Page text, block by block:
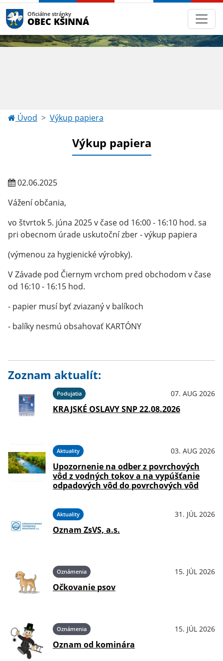
Oficiálne stránky
OBEC KŠINNÁ
Úvod Výkup papiera
Výkup papiera
02.06.2025
Vážení občania,
vo štvrtok 5. júna 2025 v čase od 16:00 - 16:10 hod. sa
pri obecnom úrade uskutoční zber - výkup papiera
(výmenou za hygienické výrobky).
V Závade pod Čiernym vrchom pred obchodom v čase
od 16:10 - 16:15 hod.
- papier musí byť zviazaný v balíkoch
- balíky nesmú obsahovať KARTÓNY
Zoznam aktualít:
Podujatia 07. AUG 2026
KRAJSKÉ OSLAVY SNP 22.08.2026
Aktuality 03. AUG 2026
Upozornenie na odber z povrchových
vôd z vodných tokov a na vypúšťanie
odpadových vôd do povrchových vôd
Aktuality 31. JÚL 2026
Oznam ZsVS, a.s.
Oznámenia 15. JÚL 2026
Očkovanie psov
Oznámenia 15. JÚL 2026
Oznam od kominára